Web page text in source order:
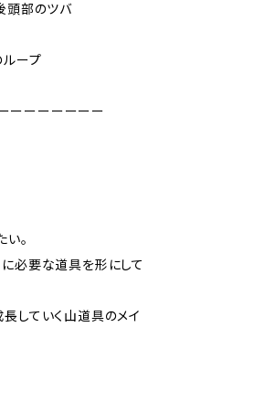
頭部のツバ
ループ
ーーーーーーー
。
必要な道具を形にして
していく山道具のメイ